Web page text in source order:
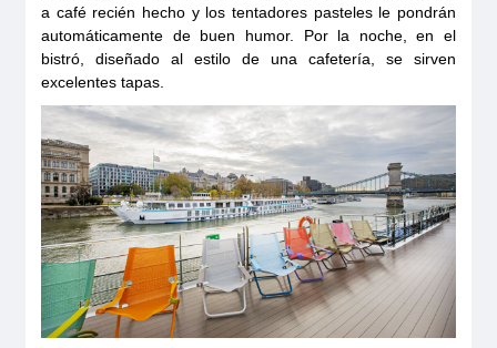
a café recién hecho y los tentadores pasteles le pondrán
automáticamente de buen humor. Por la noche, en el
bistró, diseñado al estilo de una cafetería, se sirven
excelentes tapas.